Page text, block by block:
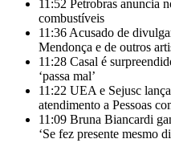
11:52 Petrobras anuncia
combustíveis
11:36 Acusado de
Mendonça e de outros
11:28 Casal é
‘passa mal’
11:22 UEA e Sejusc
atendimento a Pessoas
11:09 Bruna Biancardi
‘Se fez presente mesmo